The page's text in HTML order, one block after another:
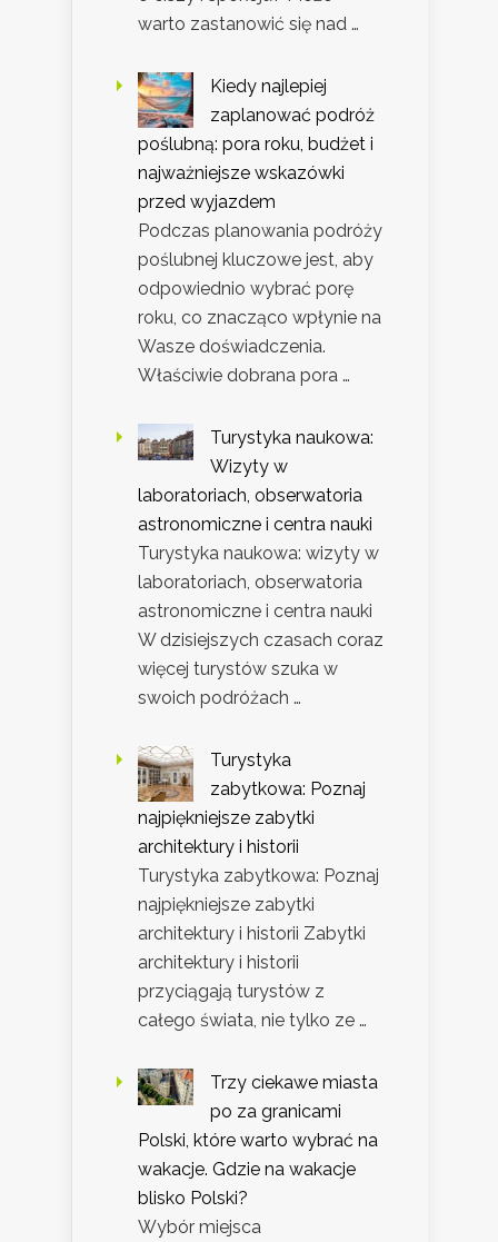
warto zastanowić się nad …
Kiedy najlepiej
zaplanować podróż
poślubną: pora roku, budżet i
najważniejsze wskazówki
przed wyjazdem
Podczas planowania podróży
poślubnej kluczowe jest, aby
odpowiednio wybrać porę
roku, co znacząco wpłynie na
Wasze doświadczenia.
Właściwie dobrana pora …
Turystyka naukowa:
Wizyty w
laboratoriach, obserwatoria
astronomiczne i centra nauki
Turystyka naukowa: wizyty w
laboratoriach, obserwatoria
astronomiczne i centra nauki
W dzisiejszych czasach coraz
więcej turystów szuka w
swoich podróżach …
Turystyka
zabytkowa: Poznaj
najpiękniejsze zabytki
architektury i historii
Turystyka zabytkowa: Poznaj
najpiękniejsze zabytki
architektury i historii Zabytki
architektury i historii
przyciągają turystów z
całego świata, nie tylko ze …
Trzy ciekawe miasta
po za granicami
Polski, które warto wybrać na
wakacje. Gdzie na wakacje
blisko Polski?
Wybór miejsca